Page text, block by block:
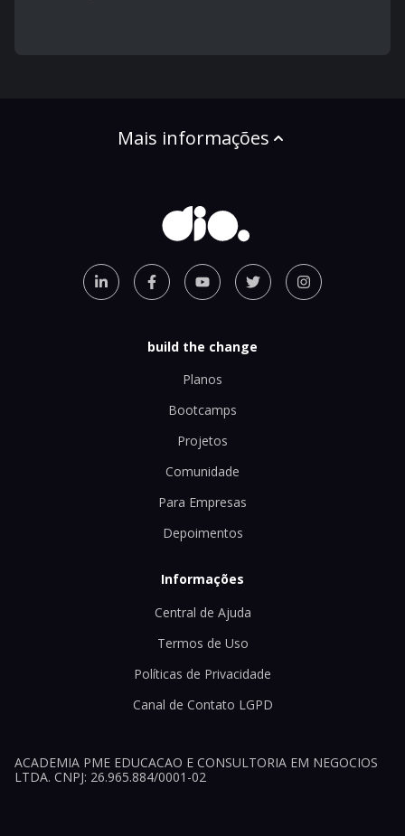
Mais informações
build the change
Planos
Bootcamps
Projetos
Comunidade
Para Empresas
Depoimentos
Informações
Central de Ajuda
Termos de Uso
Políticas de Privacidade
Canal de Contato LGPD
ACADEMIA PME EDUCACAO E CONSULTORIA EM NEGOCIOS
LTDA. CNPJ: 26.965.884/0001-02